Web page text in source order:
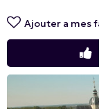
Ajouter a mes